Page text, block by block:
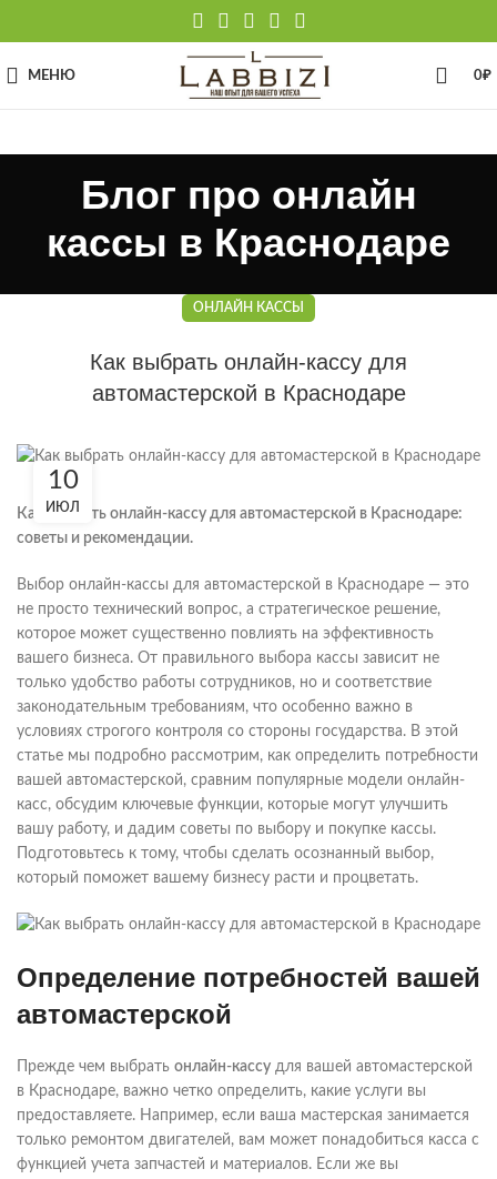
МЕНЮ 0₽
Блог про онлайн
кассы в Краснодаре
ОНЛАЙН КАССЫ
Как выбрать онлайн-кассу для
автомастерской в Краснодаре
10
ИЮЛ
Как выбрать онлайн-кассу для автомастерской в Краснодаре:
советы и рекомендации.
Выбор онлайн-кассы для автомастерской в Краснодаре — это
не просто технический вопрос, а стратегическое решение,
которое может существенно повлиять на эффективность
вашего бизнеса. От правильного выбора кассы зависит не
только удобство работы сотрудников, но и соответствие
законодательным требованиям, что особенно важно в
условиях строгого контроля со стороны государства. В этой
статье мы подробно рассмотрим, как определить потребности
вашей автомастерской, сравним популярные модели онлайн-
касс, обсудим ключевые функции, которые могут улучшить
вашу работу, и дадим советы по выбору и покупке кассы.
Подготовьтесь к тому, чтобы сделать осознанный выбор,
который поможет вашему бизнесу расти и процветать.
Определение потребностей вашей
автомастерской
Прежде чем выбрать онлайн-кассу для вашей автомастерской
в Краснодаре, важно четко определить, какие услуги вы
предоставляете. Например, если ваша мастерская занимается
только ремонтом двигателей, вам может понадобиться касса с
функцией учета запчастей и материалов. Если же вы